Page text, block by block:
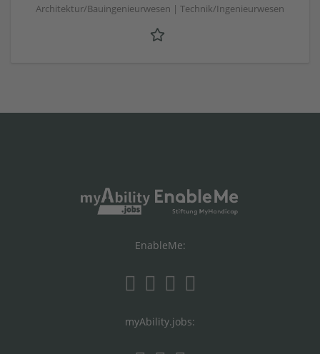
Architektur/Bauingenieurwesen | Technik/Ingenieurwesen
EnableMe:
myAbility.jobs: